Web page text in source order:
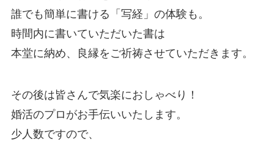
誰でも簡単に書ける「写経」の体験も。
時間内に書いていただいた書は
本堂に納め、良縁をご祈祷させていただきます。
その後は皆さんで気楽におしゃべり！
婚活のプロがお手伝いいたします。
少人数ですので、